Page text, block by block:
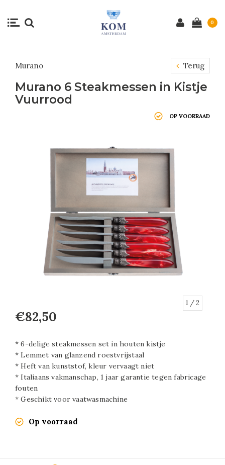
0
Murano Terug
Murano 6 Steakmessen in Kistje
Vuurrood
OP VOORRAAD
1 / 2
€82,50
* 6-delige steakmessen set in houten kistje
* Lemmet van glanzend roestvrijstaal
* Heft van kunststof, kleur vervaagt niet
* Italiaans vakmanschap, 1 jaar garantie tegen fabricage
fouten
* Geschikt voor vaatwasmachine
Op voorraad